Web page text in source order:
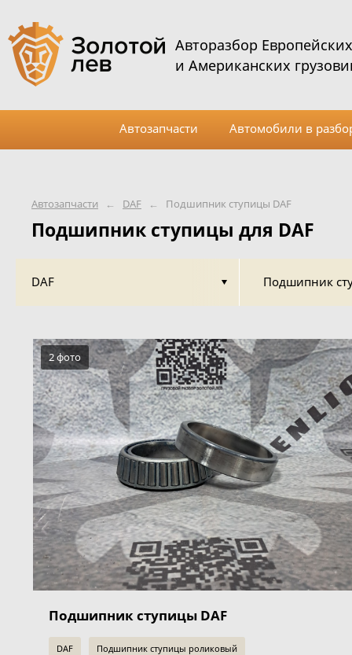
Автозапчасти ← DAF ← Подшипник ступицы DAF
Подшипник ступицы для DAF
DAF Подшипник
2 фото
Подшипник ступицы DAF
DAF Подшипник ступицы роликовый
Авторазбор Европейских
и Американских
Автозапчасти Автомобили в